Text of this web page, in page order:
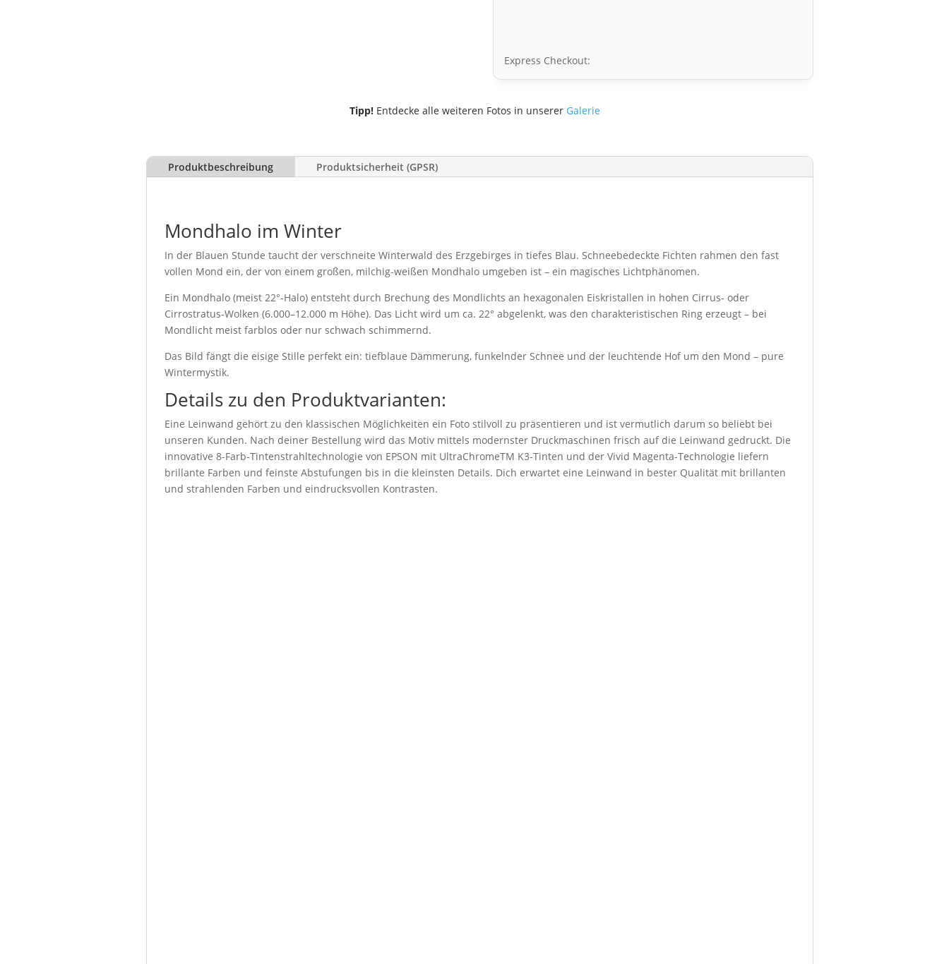
Express Checkout:
Tipp!Entdecke alle weiteren Fotos in unserer Galerie
Produktbeschreibung Produktsicherheit (GPSR)
Mondhalo im Winter
In der Blauen Stunde taucht der verschneite Winterwald des Erzgebirges in tiefes Blau. Schneebedeckte Fichten rahmen den fast
vollen Mond ein, der von einem großen, milchig-weißen Mondhalo umgeben ist – ein magisches Lichtphänomen.
Ein Mondhalo (meist 22°-Halo) entsteht durch Brechung des Mondlichts an hexagonalen Eiskristallen in hohen Cirrus- oder
Cirrostratus-Wolken (6.000–12.000 m Höhe). Das Licht wird um ca. 22° abgelenkt, was den charakteristischen Ring erzeugt – bei
Mondlicht meist farblos oder nur schwach schimmernd.
Das Bild fängt die eisige Stille perfekt ein: tiefblaue Dämmerung, funkelnder Schnee und der leuchtende Hof um den Mond – pure
Wintermystik.
Details zu den Produktvarianten:
Eine Leinwand gehört zu den klassischen Möglichkeiten ein Foto stilvoll zu präsentieren und ist vermutlich darum so beliebt bei
unseren Kunden. Nach deiner Bestellung wird das Motiv mittels modernster Druckmaschinen frisch auf die Leinwand gedruckt. Die
innovative 8-Farb-Tintenstrahltechnologie von EPSON mit UltraChromeTM K3-Tinten und der Vivid Magenta-Technologie liefern
brillante Farben und feinste Abstufungen bis in die kleinsten Details. Dich erwartet eine Leinwand in bester Qualität mit brillanten
und strahlenden Farben und eindrucksvollen Kontrasten.